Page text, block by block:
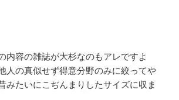
内容の雑誌が大杉なのもアレですよ
人の真似せず得意分野のみに絞ってや
みたいにこぢんまりしたサイズに収ま